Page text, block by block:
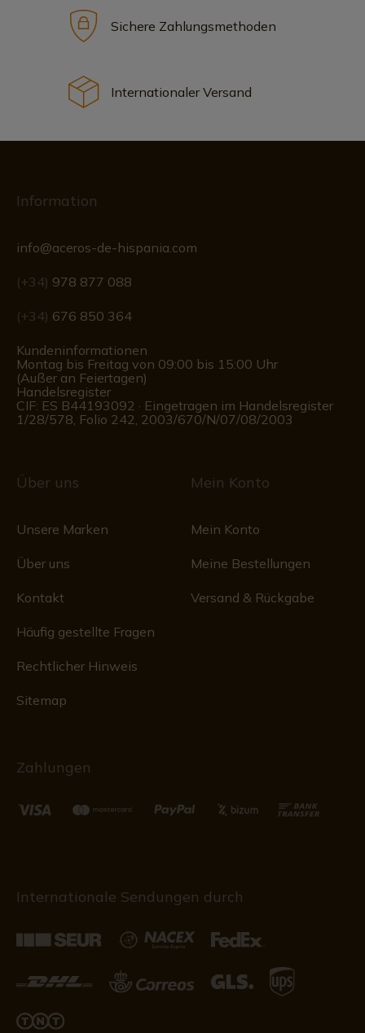
Sichere Zahlungsmethoden
Internationaler Versand
Information
info@aceros-de-hispania.com
(+34) 978 877 088
(+34) 676 850 364
Kundeninformationen
Montag bis Freitag von 09:00 bis 15:00 Uhr
(Außer an Feiertagen)
Handelsregister
CIF: ES B44193092 · Eingetragen im Handelsregister
1/28/578, Folio 242, 2003/670/N/07/08/2003
Über uns
Unsere Marken
Über uns
Kontakt
Häufig gestellte Fragen
Rechtlicher Hinweis
Sitemap
Mein Konto
Mein Konto
Meine Bestellungen
Versand & Rückgabe
Zahlungen
Internationale Sendungen durch